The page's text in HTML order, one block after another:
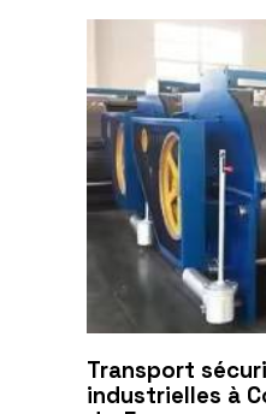
Transport
industrielles à